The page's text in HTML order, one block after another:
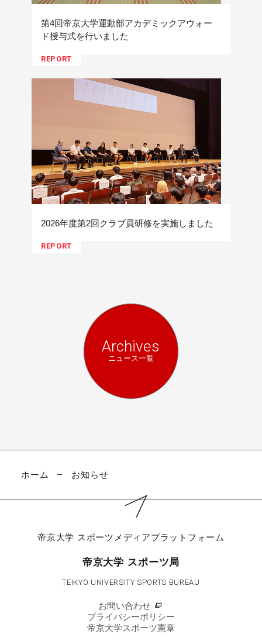
第4回帝京大学運動部アカデミックアウォー
ド授与式を行いました
REPORT
2026年度第2回クラブ員研修を実施しました
REPORT
Archives
ニュース一覧
ホーム お知らせ
帝京大学 スポーツメディアプラットフォーム
帝京大学 スポーツ局
TEIKYO UNIVERSITY SPORTS BUREAU
お問い合わせ
プライバシーポリシー
帝京大学スポーツ憲章